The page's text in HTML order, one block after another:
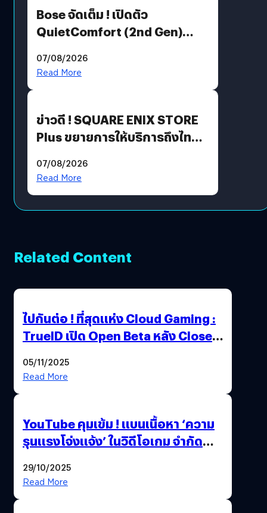
Bose จัดเต็ม ! เปิดตัว
QuietComfort (2nd Gen)
07/08/2026
Read More
ข่าวดี ! SQUARE ENIX STORE
Plus ขยายการให้บริการถึงไทย
โดยตรง
07/08/2026
Read More
Related Content
ไปกันต่อ ! ที่สุดแห่ง Cloud Gaming :
TrueID เปิด Open Beta หลัง Close
Thailand Game Show 2025 ทะลุ 15
05/11/2025
Read More
YouTube คุมเข้ม ! แบนเนื้อหา ‘ความ
รุนแรงโจ่งแจ้ง’ ในวิดีโอเกม จำกัด
29/10/2025
Read More